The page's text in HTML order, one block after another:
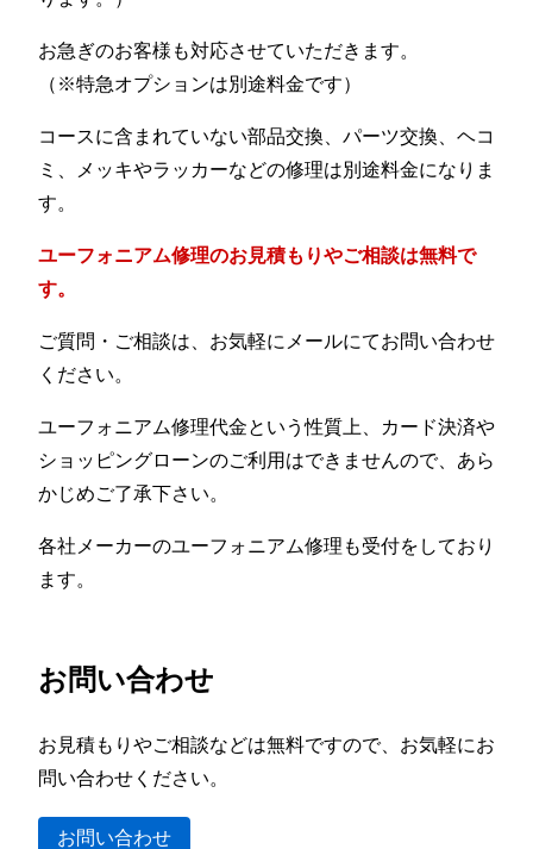
お急ぎのお客様も対応させていただきます。
（※特急オプションは別途料金です）
コースに含まれていない部品交換、パーツ交換、ヘコ
ミ、メッキやラッカーなどの修理は別途料金になりま
す。
ユーフォニアム修理のお見積もりやご相談は無料で
す。
ご質問・ご相談は、お気軽にメールにてお問い合わせ
ください。
ユーフォニアム修理代金という性質上、カード決済や
ショッピングローンのご利用はできませんので、あら
かじめご了承下さい。
各社メーカーのユーフォニアム修理も受付をしており
ます。
お問い合わせ
お見積もりやご相談などは無料ですので、お気軽にお
問い合わせください。
お問い合わせ